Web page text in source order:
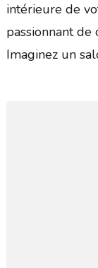
intérieure de
passionnant
Imaginez un